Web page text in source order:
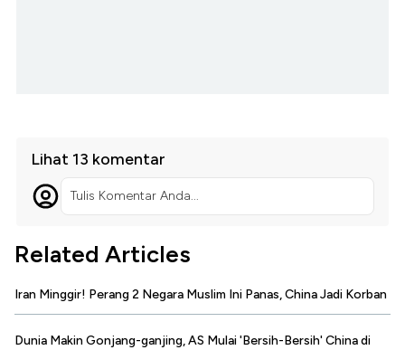
Lihat 13 komentar
Tulis Komentar Anda...
Related Articles
Iran Minggir! Perang 2 Negara Muslim Ini Panas, China Jadi Korban
Dunia Makin Gonjang-ganjing, AS Mulai 'Bersih-Bersih' China di